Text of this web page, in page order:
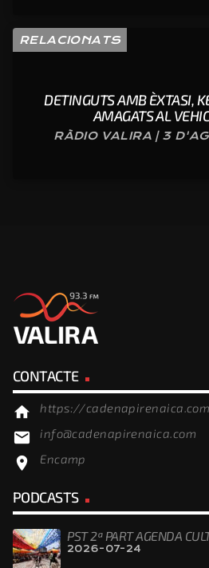
RELACIONATS
DETINGUTS AMB ÈXTASI,
AMAGATS AL
RÀDIO VALIRA | 3
CONTACTE
home https://cadenapirenaica.com
email info@cadenapirenaica.com
location_on Encamp
PODCASTS
PST 2ª PART AGENDA
2026-07-24